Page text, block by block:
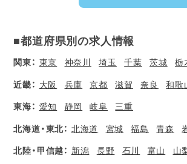
■都道府県別の求人情報
関東： 東京 神奈川 埼玉 千葉 茨城 栃
近畿： 大阪 兵庫 京都 滋賀 奈良 和歌
東海： 愛知 静岡 岐阜 三重
北海道・東北： 北海道 宮城 福島 青森
北陸・甲信越： 新潟 長野 石川 富山 山